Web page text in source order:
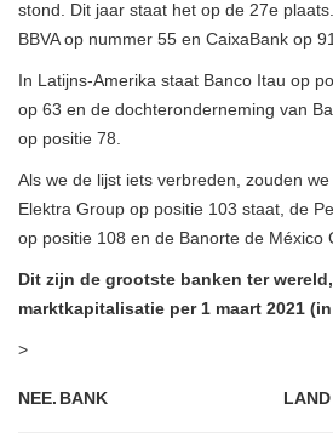
stond. Dit jaar staat het op de 27e
BBVA op nummer 55 en CaixaBank op
In Latijns-Amerika staat Banco Itau op
op 63 en de dochteronderneming van
op positie 78.
Als we de lijst iets verbreden, zouden
Elektra Group op positie 103 staat, de
op positie 108 en de Banorte de México
Dit zijn de grootste banken ter
marktkapitalisatie per 1 maart 2021
>
NEE. BANK LAND